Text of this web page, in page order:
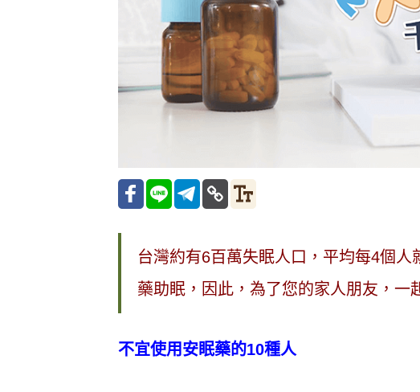
台灣約有6百萬失眠人口，平均每4個
藥助眠，因此，為了您的家人朋友，一
不宜使用安眠藥的10種人